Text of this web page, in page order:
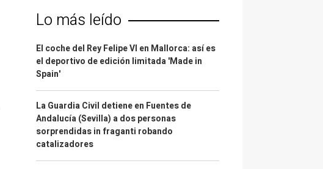
Lo más leído
El coche del Rey Felipe VI en Mallorca: así es
el deportivo de edición limitada 'Made in
Spain'
La Guardia Civil detiene en Fuentes de
Andalucía (Sevilla) a dos personas
sorprendidas in fraganti robando
catalizadores